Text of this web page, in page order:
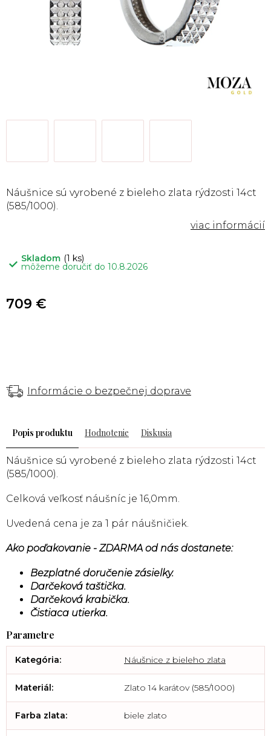
Skladom (1 ks)
môžeme doručiť do 10.8.2026
Náušnice sú vyrobené z bieleho zlata rýdzosti 14ct
(585/1000).
Informácie o bezpečnej doprave
709 €
Popis Hodnotenie Diskusia
Náušnice sú vyrobené z bieleho zlata rýdzosti 14ct
(585/1000).
Celková veľkosť náušníc je 16,0mm.
Uvedená cena je za 1 pár náušničiek.
Ako poďakovanie - ZDARMA od nás dostanete:
Bezplatné doručenie zásielky.
Darčeková taštička.
Darčeková krabička.
Čistiaca utierka.
Kategória: Náušnice z bieleho zlata
Materiál: Zlato 14 karátov (585/1000)
Farba zlata: biele zlato